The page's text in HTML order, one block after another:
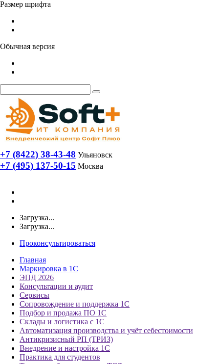
Размер шрифта
Обычная версия
+7 (8422) 38-43-48 Ульяновск
+7 (495) 137-50-15 Москва
Загрузка...
Загрузка...
Проконсультироваться
Главная
Маркировка в 1С
ЭПД 2026
Консультации и аудит
Сервисы
Сопровождение и поддержка 1С
Подбор и продажа ПО 1С
Склады и логистика с 1С
Автоматизация производства и учёт себестоимости
Антикризисный РП (ТРИЗ)
Внедрение и настройка 1С
Практика для студентов